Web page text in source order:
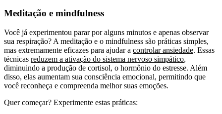
Meditação e mindfulness
Você já experimentou parar por alguns minutos e apenas observar
sua respiração? A meditação e o mindfulness são práticas simples,
mas extremamente eficazes para ajudar a controlar ansiedade. Essas
técnicas reduzem a ativação do sistema nervoso simpático,
diminuindo a produção de cortisol, o hormônio do estresse. Além
disso, elas aumentam sua consciência emocional, permitindo que
você reconheça e compreenda melhor suas emoções.
Quer começar? Experimente estas práticas: